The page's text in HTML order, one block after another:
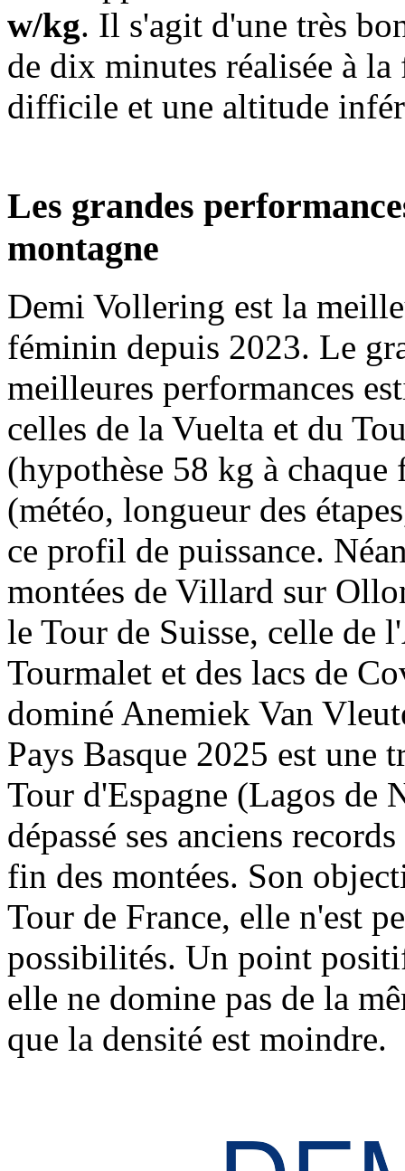
w/kg. Il s'agit d'une très
de dix minutes réalisée à
difficile et une altitude
Les grandes
montagne
Demi Vollering est la
féminin depuis 2023. Le
meilleures performances
celles de la Vuelta et du
(hypothèse 58 kg à
(météo, longueur des
ce profil de puissance.
montées de Villard sur
le Tour de Suisse, celle de
Tourmalet et des lacs de
dominé Anemiek Van
Pays Basque 2025 est une
Tour d'Espagne (Lagos de
dépassé ses anciens
fin des montées. Son
Tour de France, elle n'est
possibilités. Un point
elle ne domine pas de la
que la densité est moindre.